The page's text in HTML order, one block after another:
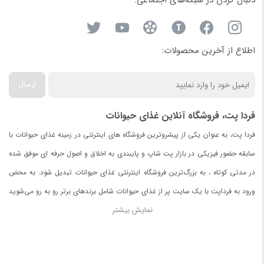
عرعر، و کیتوزان.
نتیجه‌گیری:
با قرص ویتامین سینیور یوروپت، از سلامت مفاصل، پوست و موی
سگ‌های مسن خود مراقبت کنید و از مشکلات تغذیه‌ای و حرکتی
جلوگیری کنید. این محصول یک مکمل جامع برای افزایش کیفیت زندگی
و بهبود سلامت کلی سگ‌های سن بالا است.
روش مصرف : به ازای هر ۱۰ کیلوگرم ۱ قرص ( برای مثال ۲۰ کیلوگرم = ۲
عدد قرص در روز )
نکته:توجه داشته باشید اگر سگ شما ۲۰ کیلو وزن دارد دو عدد قرص را
هم زمان باهم ندهید و در فواصل ۲ الی ۵ ساعت دیگر قرص دوم را
اطلاع از آخرین محصولات:
ارسال
فردا پت، فروشگاه آنلاین غذای حیوانات
فردا پت، به عنوان یکی از پیشروترین فروشگاه های اینترنتی در زمینه غذای حیوانات با
سابقه حضور فیزیکی در بازار پت شاپ و پایبندی به اخلاق و اصول حرفه ای موفق شده
در مدتی کوتاه ، به بزرگ‌ترین فروشگاه اینترنتی غذای حیوانات تبدیل شود. به محض
ورود به فرداپت با یک سایت پر از غذای حیوانات شامل برندهای برتر رو به رو می‌شوید
نمایش بیشتر